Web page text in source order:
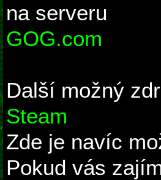
na serveru
GOG.com
Další možný
Steam
Zde je navíc
Pokud vás